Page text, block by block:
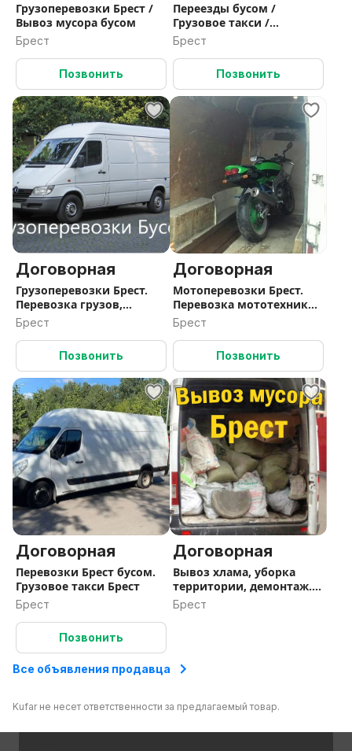
Грузоперевозки Брест /
Вывоз мусора бусом
Брест
Позвонить
Переезды бусом /
Грузовое такси /
перевозки РБ/РФ
Брест
Позвонить
Договорная
Грузоперевозки Брест.
Перевозка грузов,
доставка.
Брест
Позвонить
Договорная
Мотоперевозки Брест.
Перевозка мототехники.
РБ.
Брест
Позвонить
Договорная
Перевозки Брест бусом.
Грузовое такси Брест
Брест
Позвонить
Договорная
Вывоз хлама, уборка
территории, демонтаж.
Брест.
Брест
Все объявления продавца
Kufar не несет ответственности за предлагаемый товар.